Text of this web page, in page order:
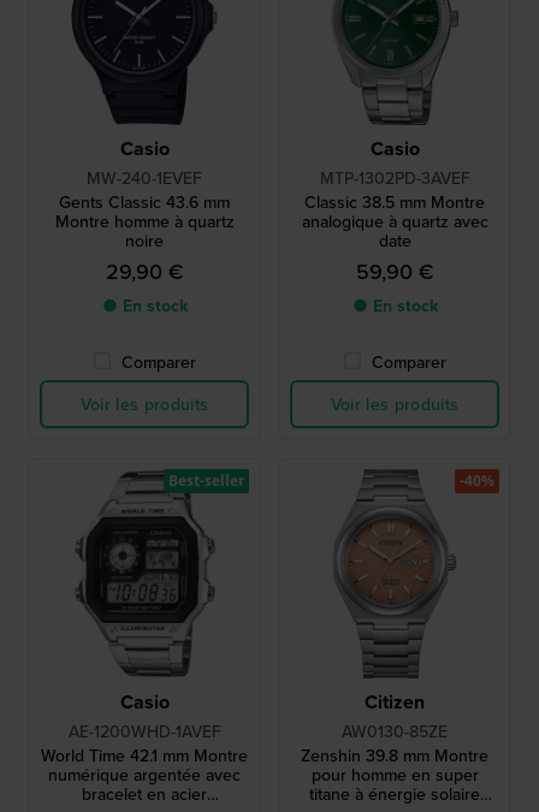
Casio
MW-240-1EVEF
Gents Classic 43.6 mm
Montre homme à quartz
noire
29,90 €
● En stock
Comparer
Voir les produits
Casio
MTP-1302PD-3AVEF
Classic 38.5 mm Montre
analogique à quartz avec
date
59,90 €
● En stock
Comparer
Voir les produits
Casio
AE-1200WHD-1AVEF
World Time 42.1 mm Montre
numérique argentée avec
bracelet en acier
Best-seller
Citizen
AW0130-85ZE
Zenshin 39.8 mm Montre
pour homme en super
titane à énergie solaire
-40%